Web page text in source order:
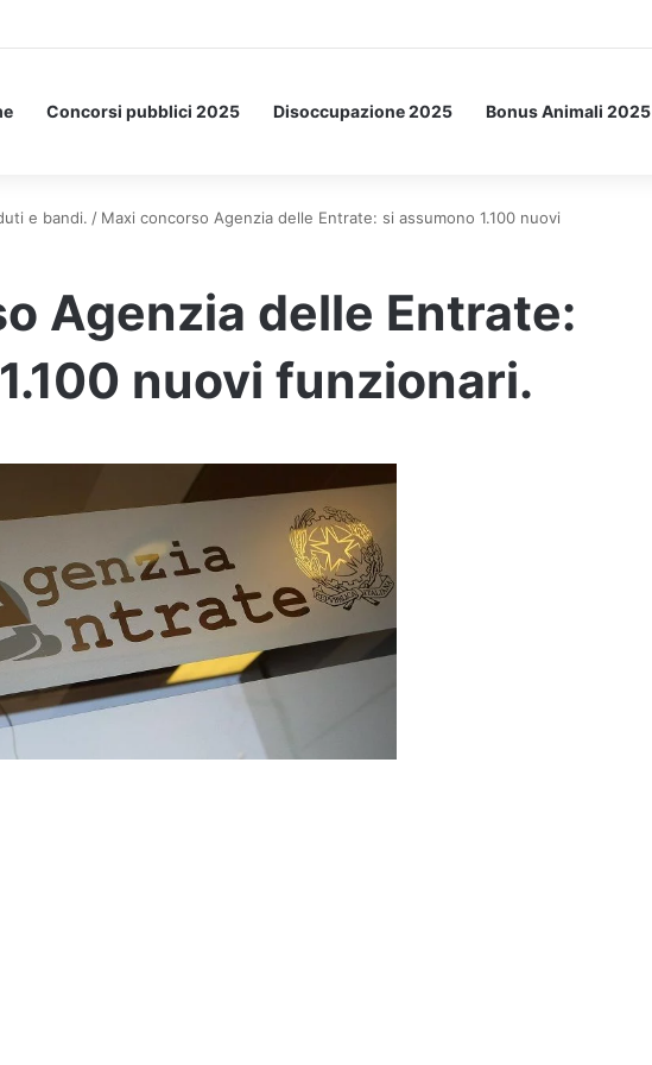
per Stare a Letto: ecco l’esperimento spaziale.
Concorsi pubblici 2025 Disoccupazione 2025 Bonus Animali 2025
e bandi. / Maxi concorso Agenzia delle Entrate: si assumono 1.100 nuovi
Agenzia delle Entrate:
nuovi funzionari.